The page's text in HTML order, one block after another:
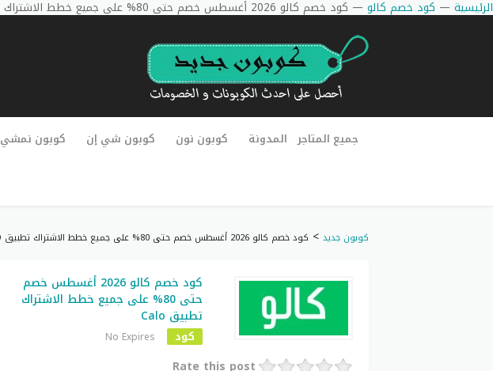
الرئيسية — كود خصم كالو — كود خصم كالو 2026 أغسطس خصم حتى 80% على جميع خطط الاشتراك تطبيق Calo
جميع المتاجر المدونة كوبون نون كوبون شي إن كوبون نمشي
كوبون جديد > كود خصم كالو 2026 أغسطس خصم حتى 80% على جميع خطط الاشتراك تطبيق CALO
كود خصم كالو 2026 أغسطس خصم
حتى 80% على جميع خطط الاشتراك
تطبيق Calo
كود No Expires